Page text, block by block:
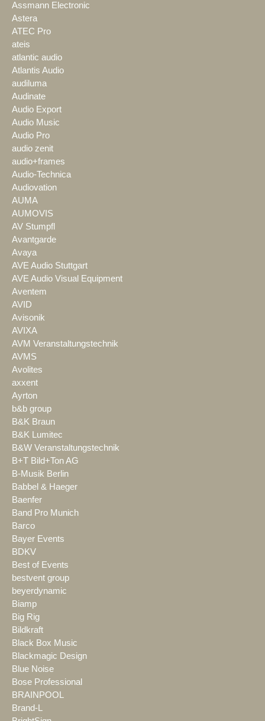
Assmann Electronic
Astera
ATEC Pro
ateis
atlantic audio
Atlantis Audio
audiluma
Audinate
Audio Export
Audio Music
Audio Pro
audio zenit
audio+frames
Audio-Technica
Audiovation
AUMA
AUMOVIS
AV Stumpfl
Avantgarde
Avaya
AVE Audio Stuttgart
AVE Audio Visual Equipment
Aventem
AVID
Avisonik
AVIXA
AVM Veranstaltungstechnik
AVMS
Avolites
axxent
Ayrton
b&b group
B&K Braun
B&K Lumitec
B&W Veranstaltungstechnik
B+T Bild+Ton AG
B-Musik Berlin
Babbel & Haeger
Baenfer
Band Pro Munich
Barco
Bayer Events
BDKV
Best of Events
bestvent group
beyerdynamic
Biamp
Big Rig
Bildkraft
Black Box Music
Blackmagic Design
Blue Noise
Bose Professional
BRAINPOOL
Brand-L